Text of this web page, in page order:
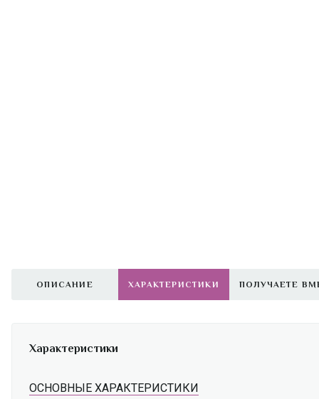
ОПИСАНИЕ ХАРАКТЕРИСТИКИ ПОЛУЧАЕТЕ
Характеристики
ОСНОВНЫЕ ХАРАКТЕРИСТИКИ